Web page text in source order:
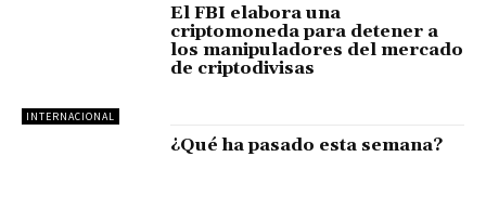
INTERNACIONAL
El FBI elabora una
criptomoneda para detener a
los manipuladores del mercado
de criptodivisas
¿Qué ha pasado esta semana?